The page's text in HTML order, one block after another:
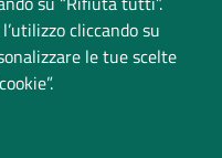
cliccando su
le tue scelte
Varese